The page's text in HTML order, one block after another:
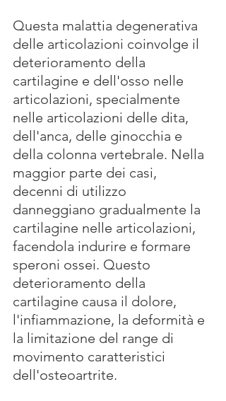
Questa malattia degenerativa
delle articolazioni coinvolge il
deterioramento della
cartilagine e dell'osso nelle
articolazioni, specialmente
nelle articolazioni delle dita,
dell'anca, delle ginocchia e
della colonna vertebrale. Nella
maggior parte dei casi,
decenni di utilizzo
danneggiano gradualmente la
cartilagine nelle articolazioni,
facendola indurire e formare
speroni ossei. Questo
deterioramento della
cartilagine causa il dolore,
l'infiammazione, la deformità e
la limitazione del range di
movimento caratteristici
dell'osteoartrite.